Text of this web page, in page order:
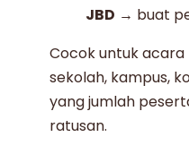
JBD → buat
Cocok untuk acara
sekolah, kampus,
yang jumlah
ratusan.